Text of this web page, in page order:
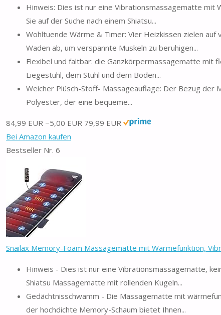
Hinweis: Dies ist nur eine Vibrationsmassagematte mit
Sie auf der Suche nach einem Shiatsu...
Wohltuende Wärme & Timer: Vier Heizkissen zielen
Waden ab, um verspannte Muskeln zu beruhigen...
Flexibel und faltbar: die Ganzkörpermassagematte mit
Liegestuhl, dem Stuhl und dem Boden...
Weicher Plüsch-Stoff- Massageauflage: Der Bezug der
Polyester, der eine bequeme...
84,99 EUR −5,00 EUR 79,99 EUR
Bei Amazon kaufen
Bestseller Nr. 6
Snailax Memory-Foam Massagematte mit Wärmefunktion,
Hinweis - Dies ist nur eine Vibrationsmassagematte,
Shiatsu Massagematte mit rollenden Kugeln...
Gedächtnisschwamm - Die Massagematte mit
der hochdichte Memory-Schaum bietet Ihnen...